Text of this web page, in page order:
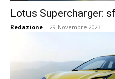
Lotus Supercharger:
Redazione - 29 Novembre 2023